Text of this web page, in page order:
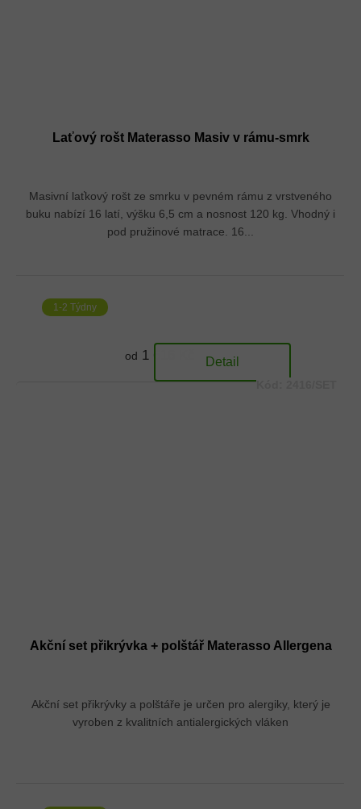
Laťový rošt Materasso Masiv v rámu-smrk
Masivní laťkový rošt ze smrku v pevném rámu z vrstveného
buku nabízí 16 latí, výšku 6,5 cm a nosnost 120 kg. Vhodný i
pod pružinové matrace. 16...
1-2 Týdny
od 1 616 Kč Detail
Akční set přikrývka + polštář Materasso Allergena
Akční set přikrývky a polštáře je určen pro alergiky, který je
vyroben z kvalitních antialergických vláken